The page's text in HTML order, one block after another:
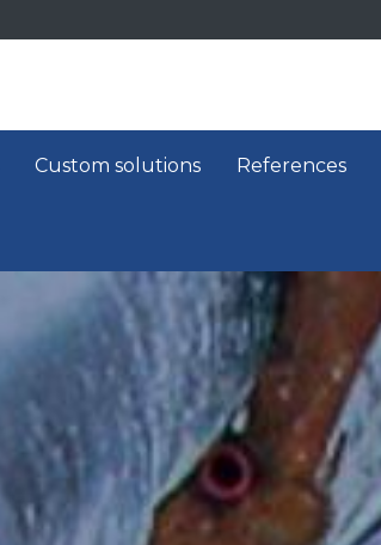
Custom solutions References